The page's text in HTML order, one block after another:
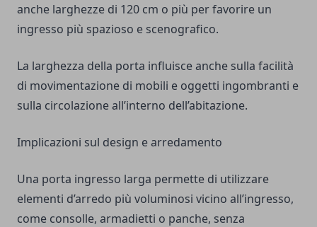
anche larghezze di 120 cm o più per favorire un
ingresso più spazioso e scenografico.
La larghezza della porta influisce anche sulla facilità
di movimentazione di mobili e oggetti ingombranti e
sulla circolazione all’interno dell’abitazione.
Implicazioni sul design e arredamento
Una porta ingresso larga permette di utilizzare
elementi d’arredo più voluminosi vicino all’ingresso,
come consolle, armadietti o panche, senza